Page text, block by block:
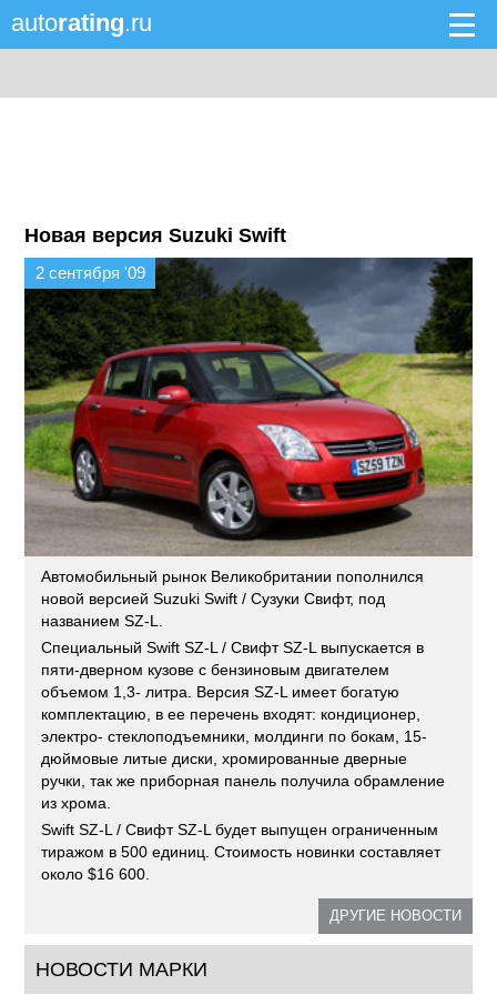
autorating.ru
Новая версия Suzuki Swift
2 сентября '09
Автомобильный рынок Великобритании пополнился
новой версией Suzuki Swift / Сузуки Свифт, под
названием SZ-L.
Специальный Swift SZ-L / Свифт SZ-L выпускается в
пяти-дверном кузове с бензиновым двигателем
объемом 1,3- литра. Версия SZ-L имеет богатую
комплектацию, в ее перечень входят: кондиционер,
электро- стеклоподъемники, молдинги по бокам, 15-
дюймовые литые диски, хромированные дверные
ручки, так же приборная панель получила обрамление
из хрома.
Swift SZ-L / Свифт SZ-L будет выпущен ограниченным
тиражом в 500 единиц. Стоимость новинки составляет
около $16 600.
ДРУГИЕ НОВОСТИ
НОВОСТИ МАРКИ